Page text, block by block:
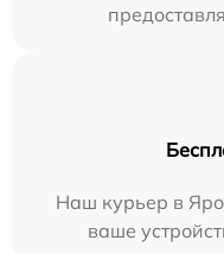
Наш курьер в
ваше